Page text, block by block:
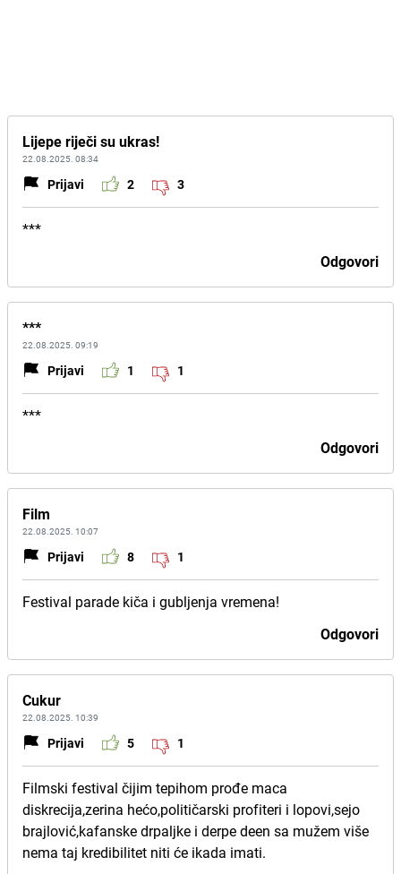
Lijepe riječi su ukras!
22.08.2025. 08:34
Prijavi 2 3
***
Odgovori
***
22.08.2025. 09:19
Prijavi 1 1
***
Odgovori
Film
22.08.2025. 10:07
Prijavi 8 1
Festival parade kiča i gubljenja vremena!
Odgovori
Cukur
22.08.2025. 10:39
Prijavi 5 1
Filmski festival čijim tepihom prođe maca
diskrecija,zerina hećo,političarski profiteri i lopovi,sejo
brajlović,kafanske drpaljke i derpe deen sa mužem više
nema taj kredibilitet niti će ikada imati.